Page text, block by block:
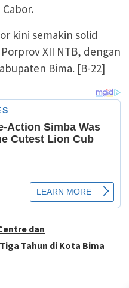
kini semakin solid
XII NTB, dengan
Bima. [B-22]
dan
Tahun di Kota Bima